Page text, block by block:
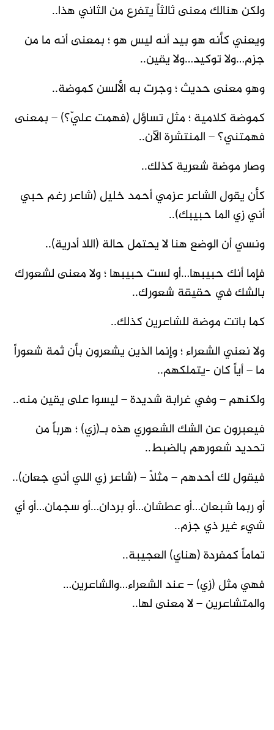
ولكن هنالك معنى ثالثاً يتفرع من الثاني هذا..
ويعني كأنه هو بيد أنه ليس هو ؛ بمعنى أنه ما من
جزم…ولا توكيد…ولا يقين..
وهو معنى حديث ؛ وجرت به الألسن كموضة..
كموضة كلامية ؛ مثل تساؤل (فهمت عليّ؟) – بمعنى
فهمتني؟ – المنتشرة الآن..
وصار موضة شعرية كذلك..
كأن يقول الشاعر عزمي أحمد خليل (شاعر رغم حبي
أني زي الما حبيبك)..
ونسي أن الوضع هنا لا يحتمل حالة (اللا أدرية)..
فإما أنك حبيبها…أو لست حبيبها ؛ ولا معنى لشعورك
بالشك في حقيقة شعورك..
كما باتت موضة للشاعرين كذلك..
ولا نعني الشعراء ؛ وإنما الذين يشعرون بأن ثمة شعوراً
ما – أياً كان -يتملكهم..
ولكنهم – وفي غرابة شديدة – ليسوا على يقين منه..
فيعبرون عن الشك الشعوري هذه بـ(زي) ؛ هرباً من
تحديد شعورهم بالضبط..
فيقول لك أحدهم – مثلاً – (شاعر زي اللي أني جعان)..
أو ربما شبعان…أو عطشان…أو بردان…أو سجمان…أو أي
شيء غير ذي جزم..
تماماً كمفردة (هناي) العجيبة..
فهي مثل (زي) – عند الشعراء…والشاعرين…
والمتشاعرين – لا معنى لها..